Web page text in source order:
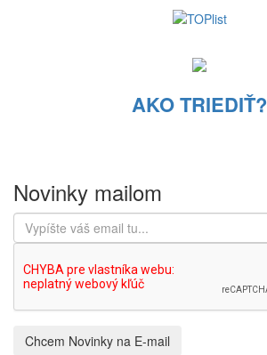
AKO TRIEDIŤ?
Novinky mailom